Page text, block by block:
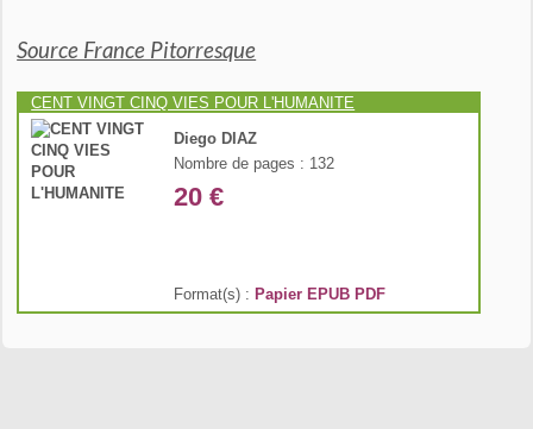
Source France Pitorresque
CENT VINGT CINQ VIES POUR L'HUMANITE
Diego DIAZ
Nombre de pages : 132
20 €
Format(s) : Papier EPUB PDF